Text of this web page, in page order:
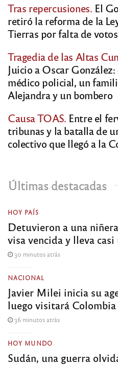
Tras repercusiones. El
retiró la reforma de la
Tierras por falta de votos
Tragedia de las Altas
Juicio a Oscar
médico policial, un
Alejandra y un bombero
Causa TOAS. Entre el
tribunas y la batalla de
colectivo que llegó a la
Últimas destacadas
HOY PAÍS
Detuvieron a una
visa vencida y lleva
30 minutos atrás
NACIONAL
Javier Milei inicia su
luego visitará Colombia
36 minutos atrás
HOY MUNDO
Sudán, una guerra